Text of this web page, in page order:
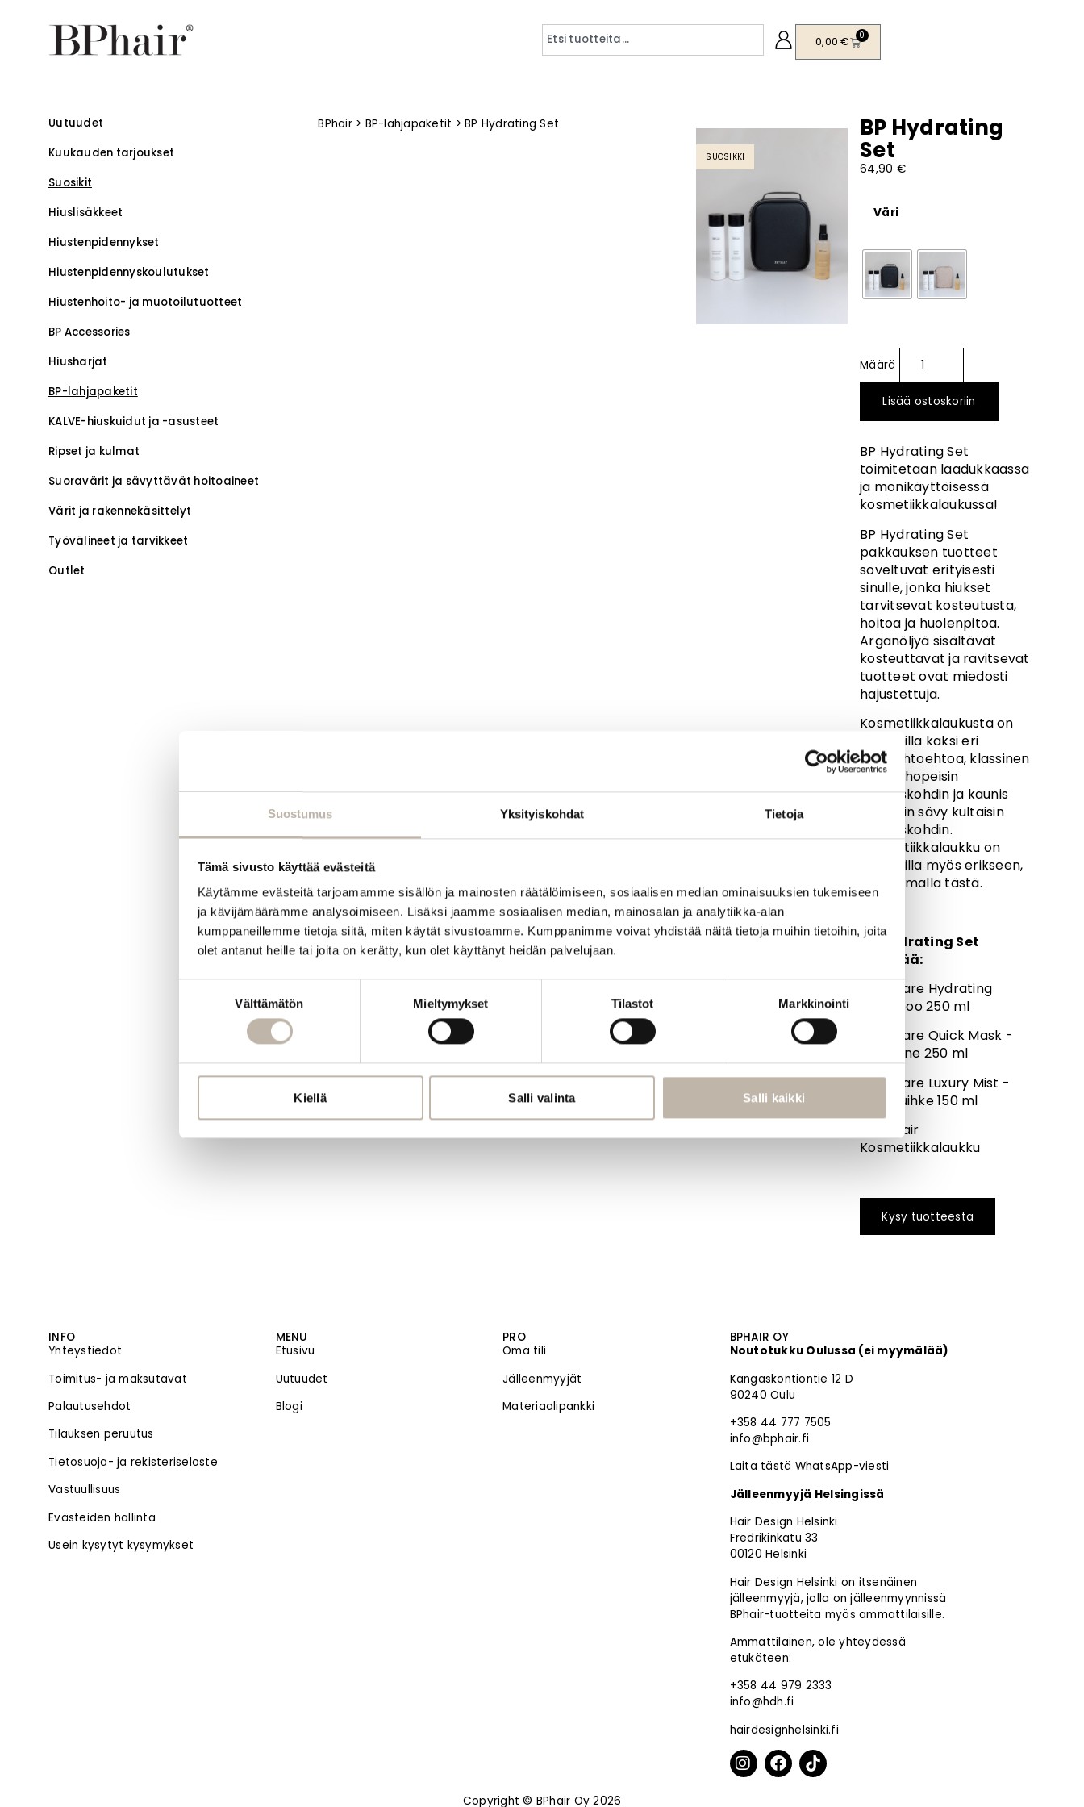
Suostumus Yksityiskohdat Tietoja
Tämä sivusto käyttää evästeitä
Käytämme evästeitä tarjoamamme sisällön ja mainosten räätälöimiseen, sosiaalisen median ominaisuuksien tukemiseen
ja kävijämäärämme analysoimiseen. Lisäksi jaamme sosiaalisen median, mainosalan ja analytiikka-alan
kumppaneillemme tietoja siitä, miten käytät sivustoamme. Kumppanimme voivat yhdistää näitä tietoja muihin tietoihin, joita
olet antanut heille tai joita on kerätty, kun olet käyttänyt heidän palvelujaan.
Välttämätön Mieltymykset Tilastot Markkinointi
Kiellä Salli valinta Salli kaikki
0,00€ 0
Uutuudet
Kuukauden tarjoukset
Suosikit
Hiuslisäkkeet
Hiustenpidennykset
Hiustenpidennys­koulutukset
–
Hiustenhoito- ja muotoilutuotteet
BP Accessories
Hiusharjat
BP-lahjapaketit
KALVE-hiuskuidut ja -asusteet
Ripset ja kulmat
Suoravärit ja sävyttävät hoitoaineet
Värit ja rakennekäsittelyt
Työvälineet ja tarvikkeet
Outlet
BPhair> BP-lahjapaketit >BP Hydrating Set
SUOSIKKI
BP Hydrating
Set
64,90 €
Väri
Lisää ostoskoriin
BP Hydrating Set
toimitetaan laadukkaassa
ja monikäyttöisessä
kosmetiikkalaukussa!
BP Hydrating Set
pakkauksen tuotteet
soveltuvat erityisesti
sinulle, jonka hiukset
tarvitsevat kosteutusta,
hoitoa ja huolenpitoa.
Arganöljyä sisältävät
kosteuttavat ja ravitsevat
tuotteet ovat miedosti
hajustettuja.
Kosmetiikkalaukusta on
saatavilla kaksi eri
värivaihtoehtoa, klassinen
musta hopeisin
yksityiskohdin ja kaunis
puuterin sävy kultaisin
yksityiskohdin.
Kosmetiikkalaukku on
saatavilla myös erikseen,
klikkaamalla tästä.
BP Hydrating Set
sisältää:
1 x BPcare Hydrating
Shampoo 250 ml
1 x BPcare Quick Mask -
hoitoaine 250 ml
1 x BPcare Luxury Mist -
hoitosuihke 150 ml
1 x BPhair
Kosmetiikkalaukku
Kysy tuotteesta
INFO
Yhteystiedot
Toimitus- ja maksutavat
Palautusehdot
Tilauksen peruutus
Tietosuoja- ja rekisteriseloste
Vastuullisuus
Evästeiden hallinta
Usein kysytyt kysymykset
MENU
Etusivu
Uutuudet
Blogi
PRO
Oma tili
Jälleenmyyjät
Materiaalipankki
BPHAIR OY
Noutotukku Oulussa (ei myymälää)
Kangaskontiontie 12 D
90240 Oulu
+358 44 777 7505
info@bphair.fi
Laita tästä WhatsApp-viesti
Jälleenmyyjä Helsingissä
Hair Design Helsinki
Fredrikinkatu 33
00120 Helsinki
Hair Design Helsinki on itsenäinen
jälleenmyyjä, jolla on jälleenmyynnissä
BPhair-tuotteita myös ammattilaisille.
Ammattilainen, ole yhteydessä
etukäteen:
+358 44 979 2333
info@hdh.fi
hairdesignhelsinki.fi
Copyright © BPhair Oy 2026